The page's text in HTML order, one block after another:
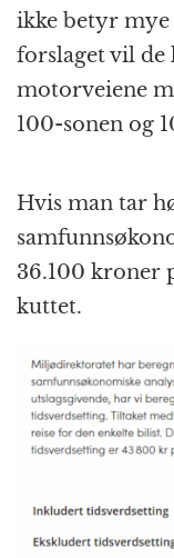
ikke betyr
forslaget vil de
motorveiene
100-sonen og
Hvis man tar
36.100 kroner
kuttet.